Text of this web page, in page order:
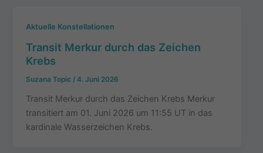
Aktuelle Konstellationen
Transit Merkur durch das Zeichen
Krebs
Suzana Topic/4. Juni 2026
Transit Merkur durch das Zeichen Krebs Merkur
transitiert am 01. Juni 2026 um 11:55 UT in das
kardinale Wasserzeichen Krebs.